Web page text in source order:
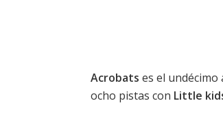
Acrobats es el undécimo
ocho pistas con Little